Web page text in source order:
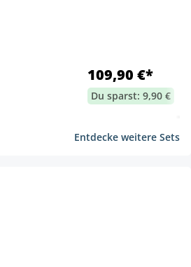
109,90 €*
Du sparst: 9,90 €
Entdecke weitere Sets